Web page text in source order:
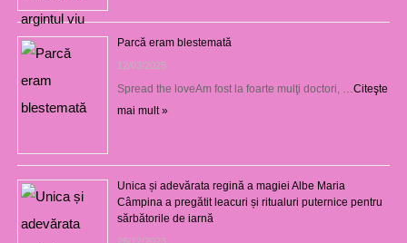
Parcă eram blestemată
12/03/2025
Spread the loveAm fost la foarte mulţi doctori, …Citeşte
mai mult »
Unica și adevărata regină a magiei Albe Maria
Câmpina a pregătit leacuri și ritualuri puternice pentru
sărbătorile de iarnă